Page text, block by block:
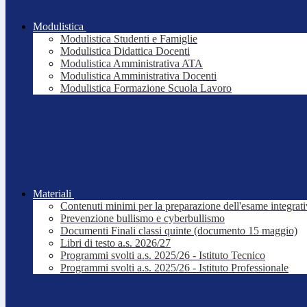
Modulistica
Modulistica Studenti e Famiglie
Modulistica Didattica Docenti
Modulistica Amministrativa ATA
Modulistica Amministrativa Docenti
Modulistica Formazione Scuola Lavoro
Materiali
Contenuti minimi per la preparazione dell'esame
Prevenzione bullismo e cyberbullismo
Documenti Finali classi quinte (documento 15 maggio)
Libri di testo a.s. 2026/27
Programmi svolti a.s. 2025/26 - Istituto Tecnico
Programmi svolti a.s. 2025/26 - Istituto Professionale